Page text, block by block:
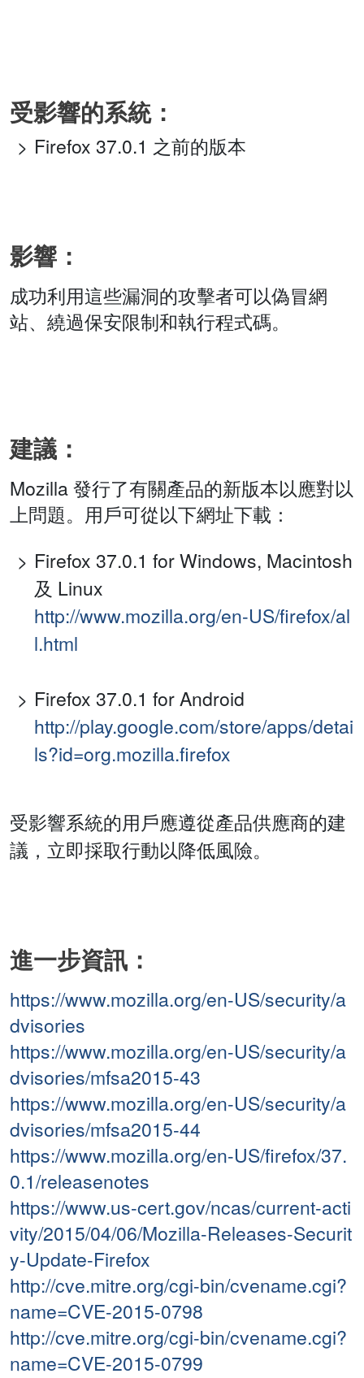
受影響的系統：
Firefox 37.0.1 之前的版本
影響：
成功利用這些漏洞的攻擊者可以偽冒網
站、繞過保安限制和執行程式碼。
建議：
Mozilla 發行了有關產品的新版本以應對以
上問題。用戶可從以下網址下載：
Firefox 37.0.1 for Windows, Macintosh
及 Linux
http://www.mozilla.org/en-US/firefox/al
l.html
Firefox 37.0.1 for Android
http://play.google.com/store/apps/detai
ls?id=org.mozilla.firefox
受影響系統的用戶應遵從產品供應商的建
議，立即採取行動以降低風險。
進一步資訊：
https://www.mozilla.org/en-US/security/a
dvisories
https://www.mozilla.org/en-US/security/a
dvisories/mfsa2015-43
https://www.mozilla.org/en-US/security/a
dvisories/mfsa2015-44
https://www.mozilla.org/en-US/firefox/37.
0.1/releasenotes
https://www.us-cert.gov/ncas/current-acti
vity/2015/04/06/Mozilla-Releases-Securit
y-Update-Firefox
http://cve.mitre.org/cgi-bin/cvename.cgi?
name=CVE-2015-0798
http://cve.mitre.org/cgi-bin/cvename.cgi?
name=CVE-2015-0799